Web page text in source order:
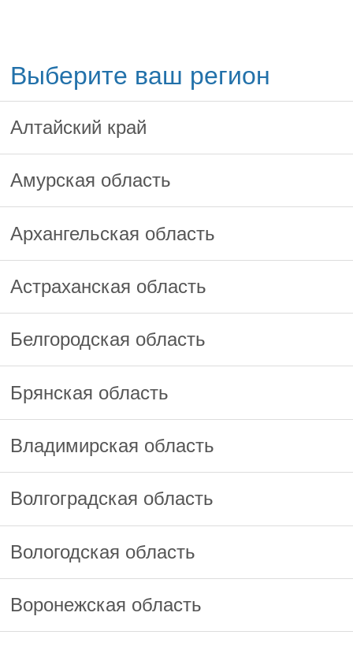
Выберите ваш регион
Алтайский край
Амурская область
Архангельская область
Астраханская область
Белгородская область
Брянская область
Владимирская область
Волгоградская область
Вологодская область
Воронежская область